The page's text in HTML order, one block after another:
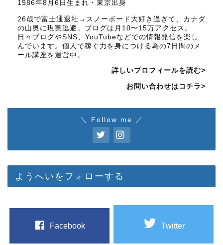
1986年8月6日生まれ・東京出身
26歳で富士通退社→スノーボード大好き過ぎて、カナダ
の山奥に現実逃避。ブログは月10〜15万アクセス。
日々ブログやSNS、YouTubeなどでの情報発信を楽し
んでいます。個人で稼ぐ力を身につける為の7日間のメ
ール講座を運営中。
詳しいプロフィールを読む>
お問い合わせはコチラ>
＼ Follow me ／
ようへいをフォローする
Facebook Twitter